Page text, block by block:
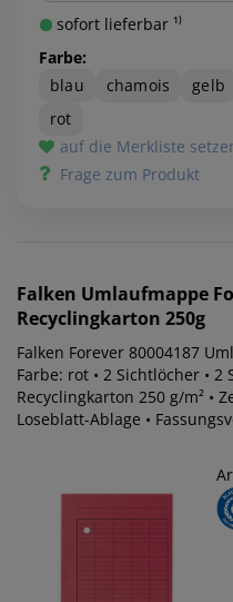
sofort lieferbar ¹⁾
Farbe:
blau
chamois gelb
rot
auf die Merkliste
Frage zum Produkt
Falken Umlaufmappe
Recyclingkarton 250g
Falken Forever 80004187
Farbe: rot • 2 Sichtlöcher •
Recyclingkarton 250 g/m² •
Loseblatt-Ablage •